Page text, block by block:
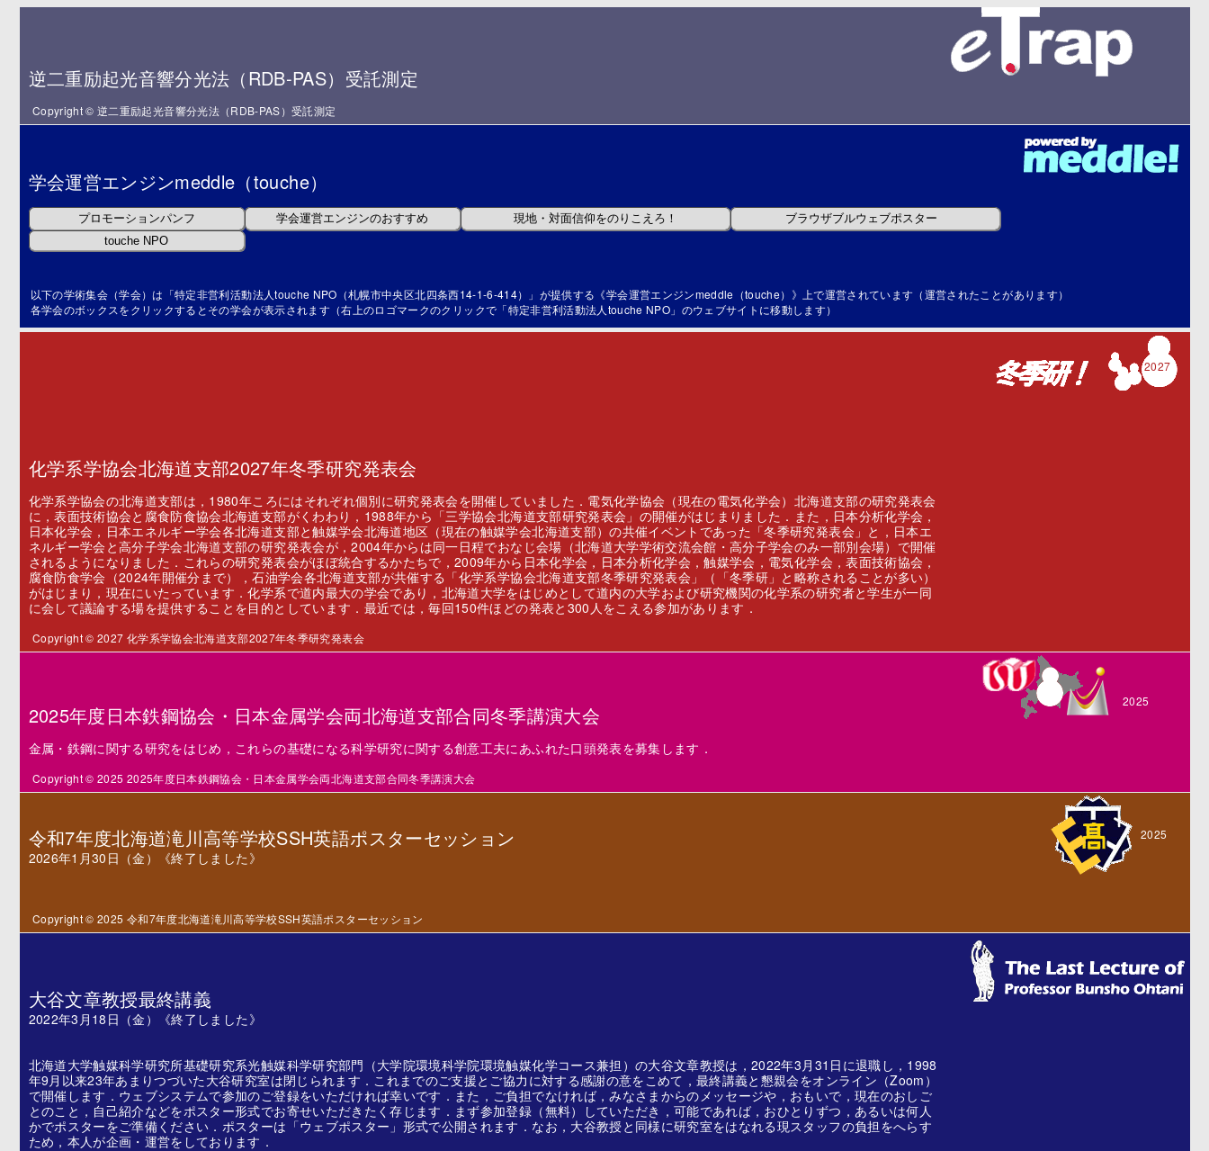
逆二重励起光音響分光法（RDB-PAS）受託測定
Copyright © 逆二重励起光音響分光法（RDB-PAS）受託測定
学会運営エンジンmeddle（touche）
以下の学術集会（学会）は「特定非営利活動法人touche NPO（札幌市中央区北四条西14-1-6-414）」が提供する《学会運営エンジンmeddle（touche）》上で運営されています（運営されたことがあります）
各学会のボックスをクリックするとその学会が表示されます（右上のロゴマークのクリックで「特定非営利活動法人touche NPO」のウェブサイトに移動します）
化学系学協会北海道支部2027年冬季研究発表会
化学系学協会の北海道支部は，1980年ころにはそれぞれ個別に研究発表会を開催していました．電気化学協会（現在の電気化学会）北海道支部の研究発表会
に，表面技術協会と腐食防食協会北海道支部がくわわり，1988年から「三学協会北海道支部研究発表会」の開催がはじまりました．また，日本分析化学会，
日本化学会，日本エネルギー学会各北海道支部と触媒学会北海道地区（現在の触媒学会北海道支部）の共催イベントであった「冬季研究発表会」と，日本エ
ネルギー学会と高分子学会北海道支部の研究発表会が，2004年からは同一日程でおなじ会場（北海道大学学術交流会館・高分子学会のみ一部別会場）で開催
されるようになりました．これらの研究発表会がほぼ統合するかたちで，2009年から日本化学会，日本分析化学会，触媒学会，電気化学会，表面技術協会，
腐食防食学会（2024年開催分まで），石油学会各北海道支部が共催する「化学系学協会北海道支部冬季研究発表会」（「冬季研」と略称されることが多い）
がはじまり，現在にいたっています．化学系で道内最大の学会であり，北海道大学をはじめとして道内の大学および研究機関の化学系の研究者と学生が一同
に会して議論する場を提供することを目的としています．最近では，毎回150件ほどの発表と300人をこえる参加があります．
2027
Copyright © 2027 化学系学協会北海道支部2027年冬季研究発表会
2025年度日本鉄鋼協会・日本金属学会両北海道支部合同冬季講演大会
金属・鉄鋼に関する研究をはじめ，これらの基礎になる科学研究に関する創意工夫にあふれた口頭発表を募集します．
2025
Copyright © 2025 2025年度日本鉄鋼協会・日本金属学会両北海道支部合同冬季講演大会
令和7年度北海道滝川高等学校SSH英語ポスターセッション
2026年1月30日（金）《終了しました》
2025
Copyright © 2025 令和7年度北海道滝川高等学校SSH英語ポスターセッション
大谷文章教授最終講義
2022年3月18日（金）《終了しました》
北海道大学触媒科学研究所基礎研究系光触媒科学研究部門（大学院環境科学院環境触媒化学コース兼担）の大谷文章教授は，2022年3月31日に退職し，1998
年9月以来23年あまりつづいた大谷研究室は閉じられます．これまでのご支援とご協力に対する感謝の意をこめて，最終講義と懇親会をオンライン（Zoom）
で開催します．ウェブシステムで参加のご登録をいただければ幸いです．また，ご負担でなければ，みなさまからのメッセージや，おもいで，現在のおしご
とのこと，自己紹介などをポスター形式でお寄せいただきたく存じます．まず参加登録（無料）していただき，可能であれば，おひとりずつ，あるいは何人
かでポスターをご準備ください．ポスターは「ウェブポスター」形式で公開されます．なお，大谷教授と同様に研究室をはなれる現スタッフの負担をへらす
ため，本人が企画・運営をしております．